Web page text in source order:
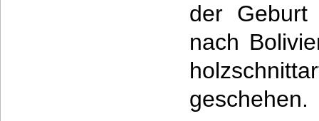
der
nach
geschehen.